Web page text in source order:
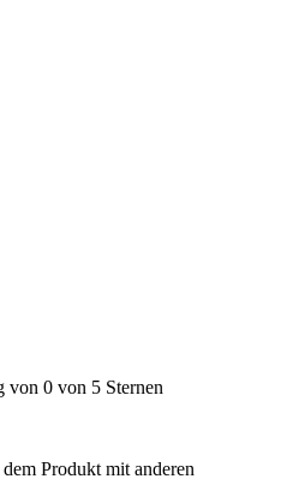
von 0 von 5 Sternen
Produkt mit anderen